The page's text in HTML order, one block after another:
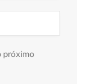
próximo